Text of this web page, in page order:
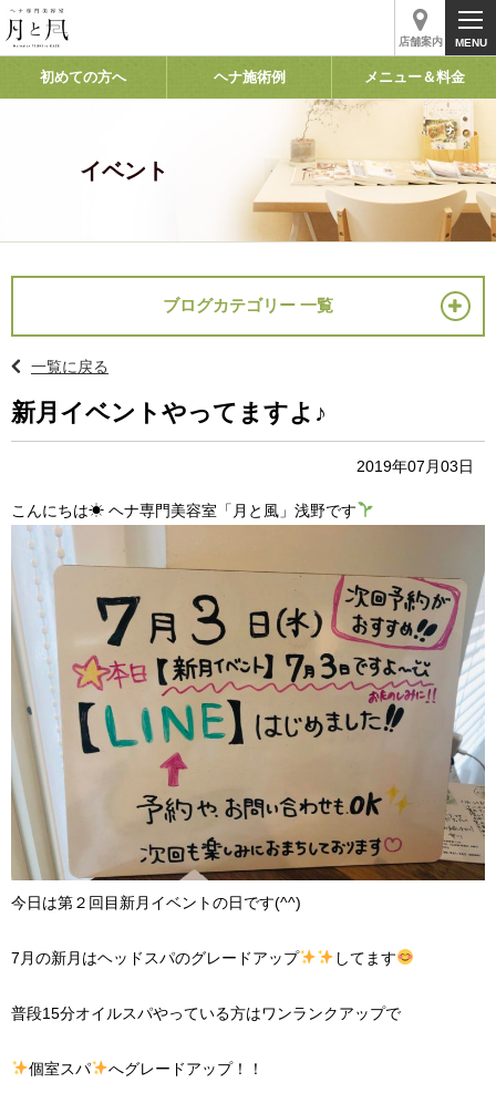
店舗案内
初めての方へ ヘナ施術例 メニュー＆料金
イベント
ブログカテゴリー 一覧
一覧に戻る
新月イベントやってますよ♪
2019年07月03日
こんにちは☀︎ ヘナ専門美容室「月と風」浅野です
今日は第２回目新月イベントの日です(^^)
7月の新月はヘッドスパのグレードアップ してます
普段15分オイルスパやっている方はワンランクアップで
個室スパ へグレードアップ！！